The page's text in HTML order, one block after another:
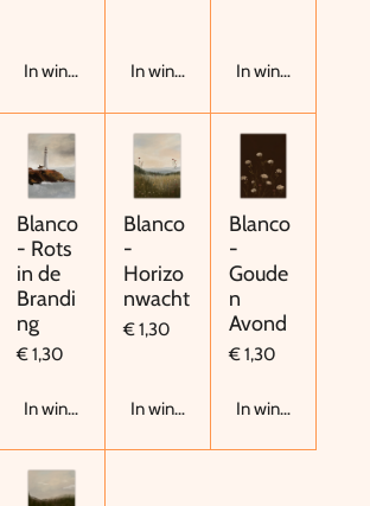
In winkelwagenIn winkelwagenIn winkelwagen
Blanco
- Rots
in de
Brandi
ng
€ 1,30
In winkelwagen
Blanco
-
Horizo
nwacht
€ 1,30
In winkelwagen
Blanco
-
Goude
n
Avond
€ 1,30
In winkelwagen